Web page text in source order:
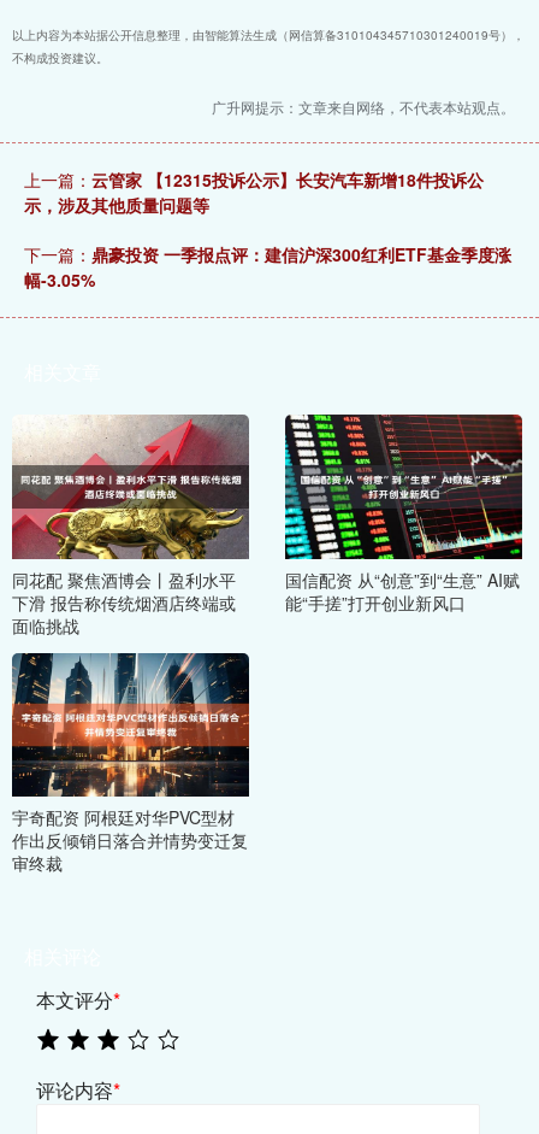
以上内容为本站据公开信息整理，由智能算法生成（网信算备310104345710301240019号），
不构成投资建议。
广升网提示：文章来自网络，不代表本站观点。
上一篇： 云管家 【12315投诉公示】长安汽车新增18件投诉公
示，涉及其他质量问题等
下一篇： 鼎豪投资 一季报点评：建信沪深300红利ETF基金季度涨
幅-3.05%
同花配 聚焦酒博会丨盈利水平
下滑 报告称传统烟酒店终端或
面临挑战
国信配资 从“创意”到“生意” AI赋
能“手搓”打开创业新风口
宇奇配资 阿根廷对华PVC型材
作出反倾销日落合并情势变迁复
审终裁
本文评分*
评论内容*